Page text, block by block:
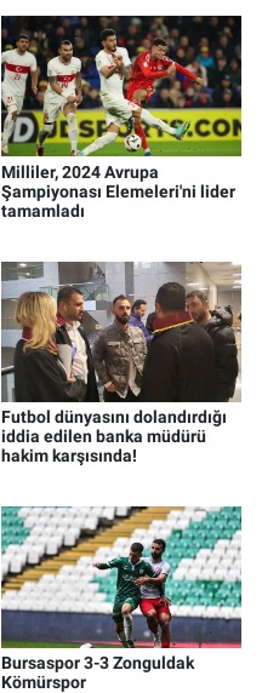
Milliler, 2024 Avrupa
Şampiyonası Elemeleri'ni lider
tamamladı
Futbol dünyasını dolandırdığı
iddia edilen banka müdürü
hakim karşısında!
Bursaspor 3-3 Zonguldak
Kömürspor